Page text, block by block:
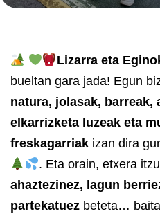
Lizarra eta
bueltan gara jada! Egun
natura, jolasak, barreak,
elkarrizketa luzeak eta
freskagarriak izan dira
. Eta orain, etxera
ahaztezinez, lagun
partekatuez beteta… baita